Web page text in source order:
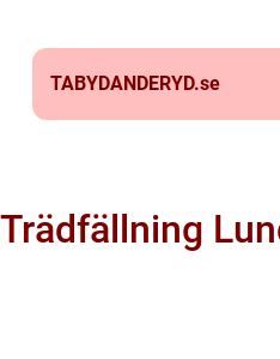
TABYDANDERYD.se
Trädfällning